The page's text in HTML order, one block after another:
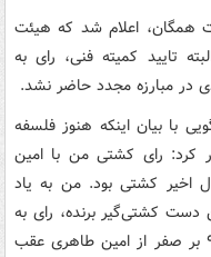
همگان، اعلام شد که هیئت
تایید کمیته فنی، رای به
در مبارزه مجدد حاضر نشد.
با بیان اینکه هنوز فلسفه
کرد: رای کشتی من با امین
اخیر کشتی بود. من به یاد
دست کشتی‌گیر برنده، رای به
برگزاری مجدد یک مبارزه داده باشند. من ۹ بر صفر از امین طاهری عقب